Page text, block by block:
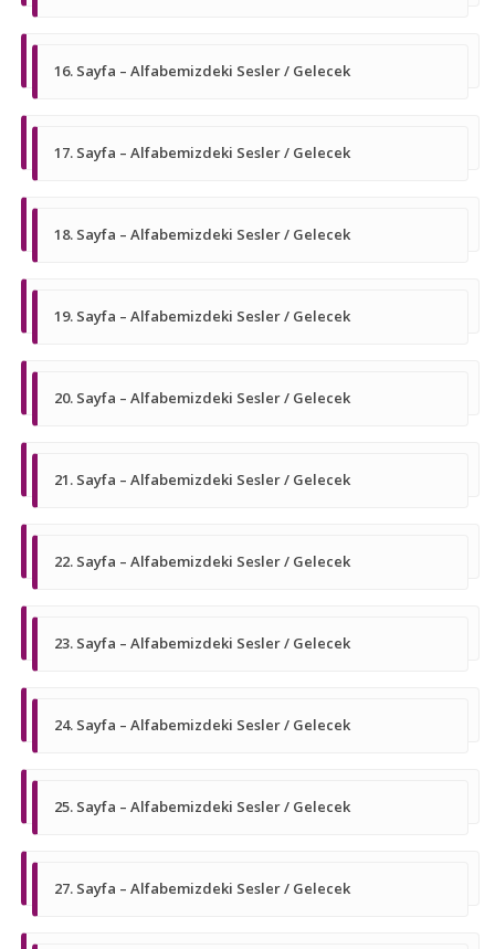
16. Sayfa – Alfabemizdeki Sesler / Gelecek
17. Sayfa – Alfabemizdeki Sesler / Gelecek
18. Sayfa – Alfabemizdeki Sesler / Gelecek
19. Sayfa – Alfabemizdeki Sesler / Gelecek
20. Sayfa – Alfabemizdeki Sesler / Gelecek
21. Sayfa – Alfabemizdeki Sesler / Gelecek
22. Sayfa – Alfabemizdeki Sesler / Gelecek
23. Sayfa – Alfabemizdeki Sesler / Gelecek
24. Sayfa – Alfabemizdeki Sesler / Gelecek
25. Sayfa – Alfabemizdeki Sesler / Gelecek
27. Sayfa – Alfabemizdeki Sesler / Gelecek